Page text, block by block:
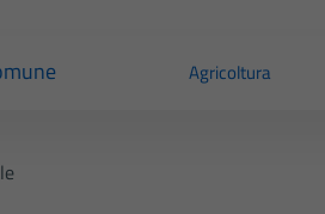
Agricoltura